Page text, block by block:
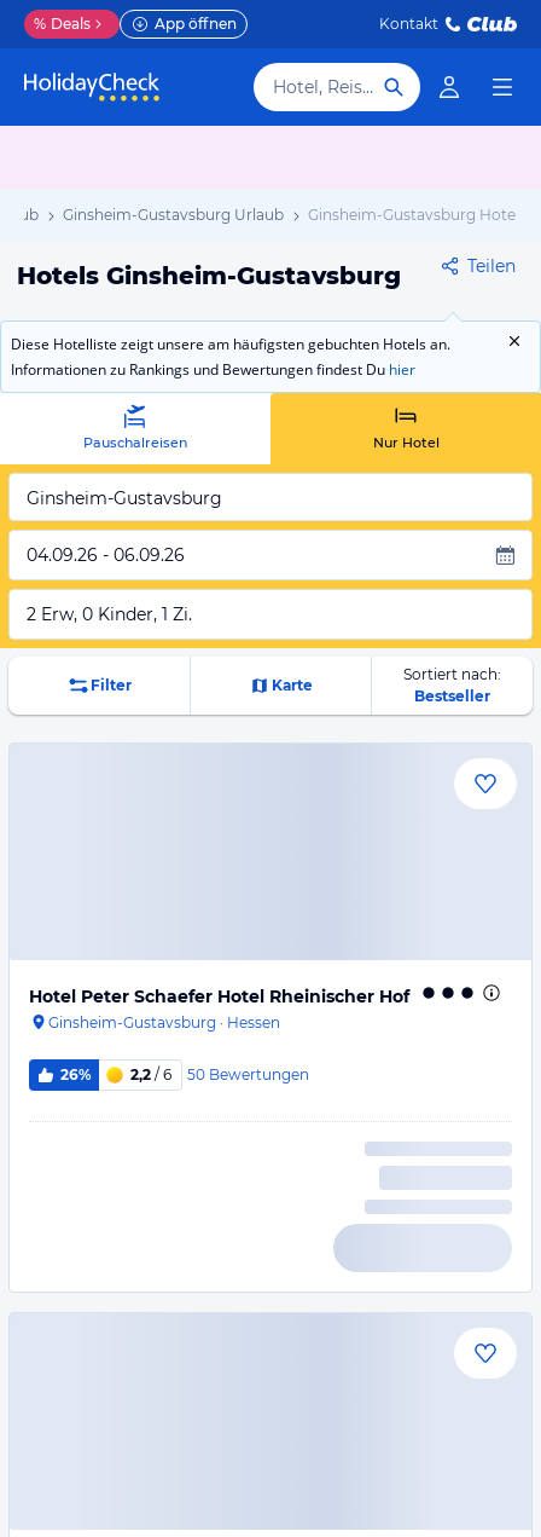
% Deals App öffnen Kontakt
Hotel, Reiseziel
Ginsheim-Gustavsburg Urlaub Ginsheim-Gustavsburg Hotels
Hotels Ginsheim-Gustavsburg Teilen
Diese Hotelliste zeigt unsere am häufigsten gebuchten Hotels an.
Informationen zu Rankings und Bewertungen findest Du hier
Pauschalreisen Nur Hotel
Ginsheim-Gustavsburg
04.09.26 - 06.09.26
2 Erw, 0 Kinder, 1 Zi.
Filter Karte
Sortiert nach:
Bestseller
Hotel Peter Schaefer Hotel Rheinischer Hof
Ginsheim-Gustavsburg · Hessen
26% 2,2 / 6 50 Bewertungen